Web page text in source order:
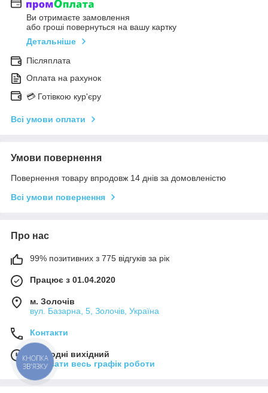
Ви отримаєте замовлення
або гроші повернуться на вашу картку
Детальніше
Післяплата
Оплата на рахунок
💳 Готівкою кур'єру
Всі умови оплати
Умови повернення
Повернення товару впродовж 14 днів за домовленістю
Всі умови повернення
Про нас
99% позитивних з 775 відгуків за рік
Працює з 01.04.2020
м. Золочів
вул. Базарна, 5, Золочів, Україна
Контакти
Сьогодні вихідний
Показати весь графік роботи
КНОПКА
ЗВ'ЯЗКУ